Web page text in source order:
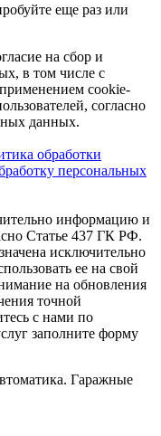
еще раз или
на сбор и
в том числе с
cookie-
согласно
данных.
обработки
персональных
информацию и
Статье 437 ГК РФ.
исключительно
ее на свой
на обновления
точной
с нами по
заполните форму
Гаражные